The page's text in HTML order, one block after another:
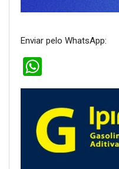
Enviar pelo WhatsApp: